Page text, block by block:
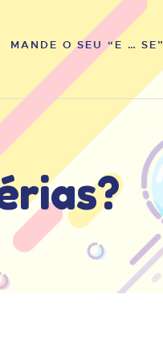
MANDE O SEU “E … SE”